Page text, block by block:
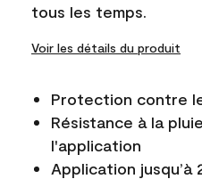
tous les temps.
Voir les détails du produit
Protection contre
Résistance à la
l'application
Application jusqu’à